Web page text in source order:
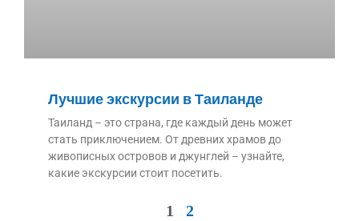
Лучшие экскурсии в Таиланде
Таиланд – это страна, где каждый день может
стать приключением. От древних храмов до
живописных островов и джунглей – узнайте,
какие экскурсии стоит посетить.
1 2